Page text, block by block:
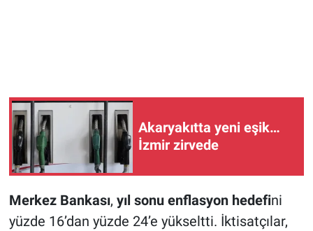
Akaryakıtta yeni eşik…
İzmir zirvede
Merkez Bankası, yıl sonu enflasyon hedefini
yüzde 16’dan yüzde 24’e yükseltti. İktisatçılar,